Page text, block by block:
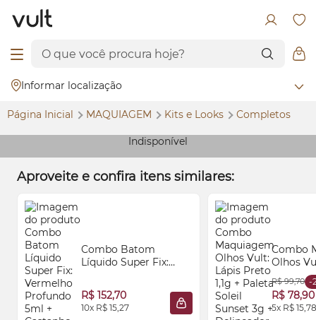
Informar localização
Página Inicial MAQUIAGEM Kits e Looks Completos
Indisponível
Aproveite e confira itens similares:
Combo Batom
Líquido Super Fix:
5ml + Castanho
Natural 5ml + Rosa
Queimado 5ml
R$ 152,70
10x R$ 15,27 ADICIONAR À SACOLA
Combo
Olhos
Preto
Soleil
Preto
R$ 99,70 -
R$ 78,90
5x R$ 15,78